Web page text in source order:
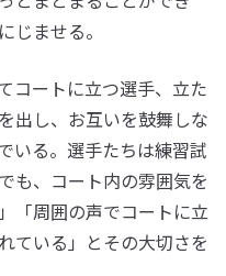
じませる。
コートに立つ選手、立た
出し、お互いを鼓舞しな
いる。選手たちは練習試
も、コート内の雰囲気を
「周囲の声でコートに立
ている」とその大切さを